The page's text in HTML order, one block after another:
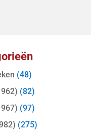
(48)
(82)
(97)
(275)